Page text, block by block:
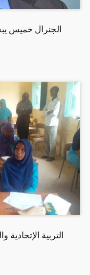
الجنرال خميس
التربية